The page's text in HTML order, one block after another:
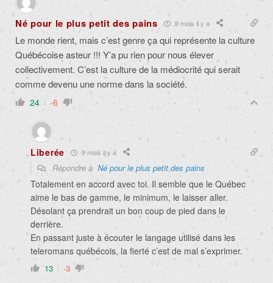
Né pour le plus petit des pains 9 mois il y a
Le monde rient, mais c’est genre ça qui représente la culture
Québécoise asteur !!! Y’a pu rien pour nous élever
collectivement. C’est la culture de la médiocrité qui serait
comme devenu une norme dans la société.
24 -6
Liberée 9 mois il y a
Répondre à Né pour le plus petit des pains
Totalement en accord avec toi. Il semble que le Québec
aime le bas de gamme, le minimum, le laisser aller.
Désolant ça prendrait un bon coup de pied dans le
derrière.
En passant juste à écouter le langage utilisé dans les
teleromans québécois, la fierté c’est de mal s’exprimer.
13 -3